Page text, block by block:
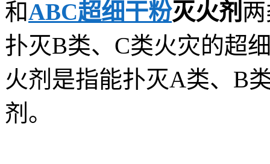
和ABC超细干粉灭火剂
扑灭B类、C类火灾的超
火剂是指能扑灭A类、B
剂。